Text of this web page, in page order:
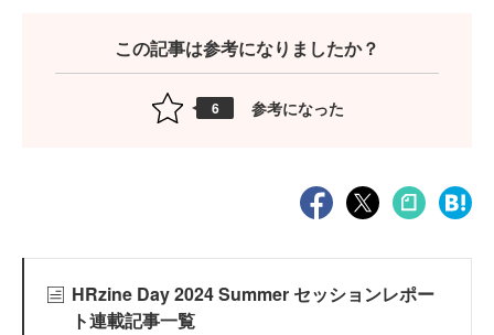
この記事は参考になりましたか？
6 参考になった
HRzine Day 2024 Summer セッションレポー
ト連載記事一覧